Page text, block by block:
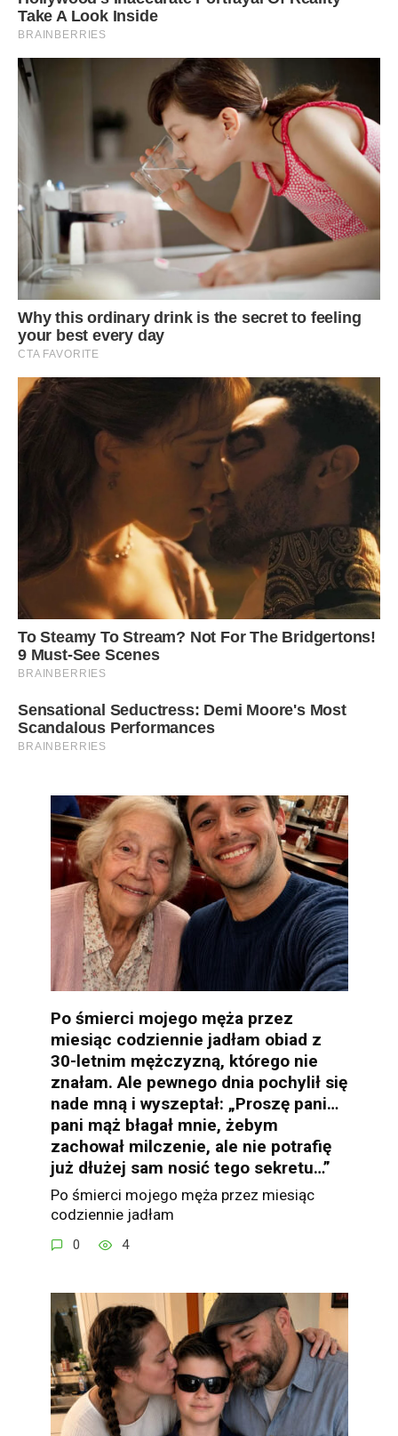
Po śmierci mojego męża przez
miesiąc codziennie jadłam obiad z
30-letnim mężczyzną, którego nie
znałam. Ale pewnego dnia pochylił się
nade mną i wyszeptał: „Proszę pani…
pani mąż błagał mnie, żebym
zachował milczenie, ale nie potrafię
już dłużej sam nosić tego sekretu…”
Po śmierci mojego męża przez miesiąc
codziennie jadłam
0 4